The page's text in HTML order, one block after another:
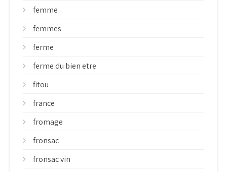
femme
femmes
ferme
ferme du bien etre
fitou
france
fromage
fronsac
fronsac vin